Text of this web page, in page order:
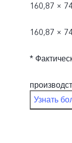
160,87 ×
160,87 ×
*
Узнать